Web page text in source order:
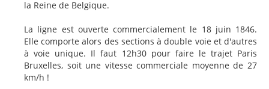
la Reine de Belgique.
La ligne est ouverte commercialement le 18 juin 1846.
Elle comporte alors des sections à double voie et d'autres
à voie unique. Il faut 12h30 pour faire le trajet Paris
Bruxelles, soit une vitesse commerciale moyenne de 27
km/h !